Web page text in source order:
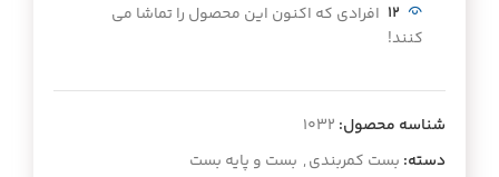
12 افرادی که اکنون این محصول را تماشا می
کنند!
شناسه محصول: ۱۰۳۲
دسته: بست کمربندی, بست و پایه بست